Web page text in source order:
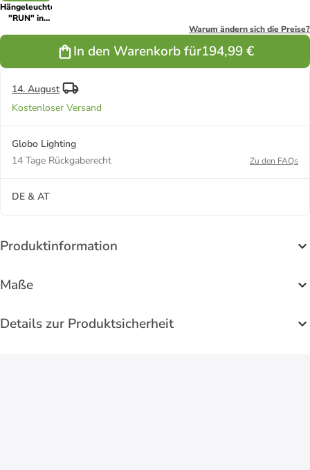
Hängeleuchte
"RUN" in
Warum ändern sich die Preise?
In den Warenkorb für194,99 €
14. August
Kostenloser Versand
Globo Lighting
14 Tage Rückgaberecht
Zu den FAQs
DE & AT
Produktinformation
Maße
Details zur Produktsicherheit